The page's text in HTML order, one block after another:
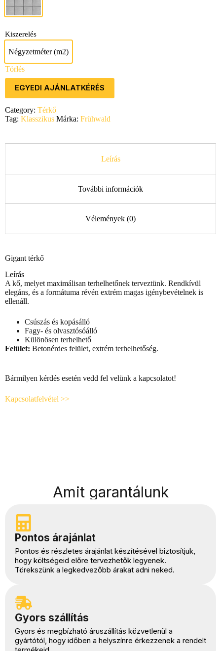
Kiszerelés
Négyzetméter (m2)
Négyzetméter (m2)
Törlés
EGYEDI AJÁNLATKÉRÉS
Category: Térkő
Tag: Klasszikus Márka: Frühwald
Leírás
További információk
Vélemények (0)
Gigant térkő
Leírás
A kő, melyet maximálisan terhelhetőnek terveztünk. Rendkívül
elegáns, és a formátuma révén extrém magas igénybevételnek is
ellenáll.
Csúszás és kopásálló
Fagy- és olvasztósóálló
Különösen terhelhető
Felület: Betonérdes felület, extrém terhelhetőség.
Bármilyen kérdés esetén vedd fel velünk a kapcsolatot!
Kapcsolatfelvétel >>
Amit garantálunk
Pontos árajánlat
Pontos és részletes árajánlat készítésével biztosítjuk,
hogy költségeid előre tervezhetők legyenek.
Törekszünk a legkedvezőbb árakat adni neked.
Gyors szállítás
Gyors és megbízható áruszállítás közvetlenül a
gyártótól, hogy időben a helyszínre érkezzenek a rendelt